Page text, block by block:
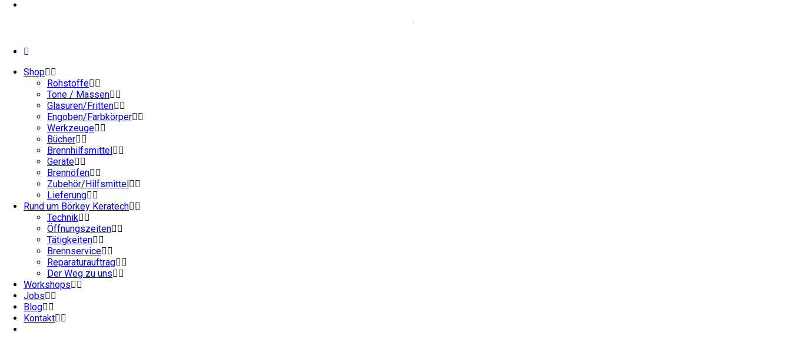
Shop
Rohstoffe
Tone / Massen
Glasuren/Fritten
Engoben/Farbkörper
Werkzeuge
Bücher
Brennhilfsmittel
Geräte
Brennöfen
Zubehör/Hilfsmittel
Lieferung
Rund um Börkey Keratech
Technik
Öffnungszeiten
Tätigkeiten
Brennservice
Reparaturauftrag
Der Weg zu uns
Workshops
Jobs
Blog
Kontakt